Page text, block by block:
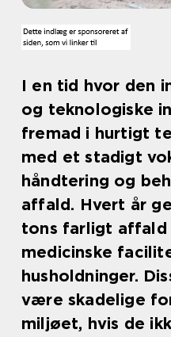
I en tid hvor den
og teknologiske
fremad i hurtigt
med et stadigt
håndtering og
affald. Hvert år
tons farligt affald
medicinske
husholdninger.
være skadelige
miljøet, hvis de